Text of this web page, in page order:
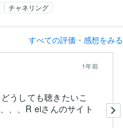
チャネリング
すべての評価・感想をみる
1年前
うしても聴きたいこ
、、R eiさんのサイト